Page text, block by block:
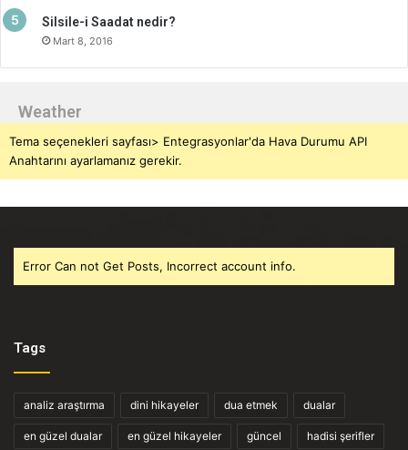
Silsile-i Saadat nedir?
Mart 8, 2016
Weather
Tema seçenekleri sayfası> Entegrasyonlar'da Hava Durumu API
Anahtarını ayarlamanız gerekir.
Error Can not Get Posts, Incorrect account info.
Tags
analiz araştırma dini hikayeler dua etmek dualar
en güzel dualar en güzel hikayeler güncel hadisi şerifler